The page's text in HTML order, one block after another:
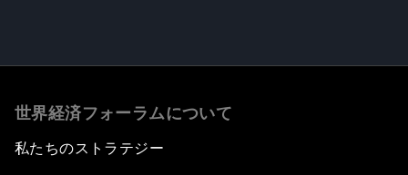
世界経済フォーラムについて
私たちのストラテジー